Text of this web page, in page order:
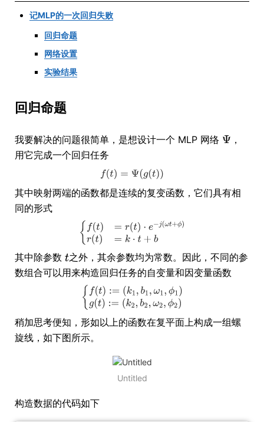
记MLP的一次回归失败
回归命题
网络设置
实验结果
回归命题
我要解决的问题很简单，是想设计一个 MLP 网络
，
用它完成一个回归任务
其中映射两端的函数都是连续的复变函数，它们具有相
同的形式
其中除参数
之外，其余参数均为常数。因此，不同的参
数组合可以用来构造回归任务的自变量和因变量函数
稍加思考便知，形如以上的函数在复平面上构成一组螺
旋线，如下图所示。
Untitled
构造数据的代码如下